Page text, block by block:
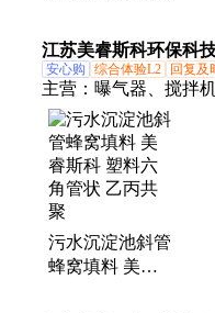
料
江苏美睿斯科环保科
安心购 综合体验L2 回复及
主营： 曝气器、搅拌
填料、斜管填料、悬
料、花环填料、管式
器、多面空心球、纤
混曝气器、旋流曝气
立式搅拌机
污水沉淀池斜管
蜂窝填料 美睿